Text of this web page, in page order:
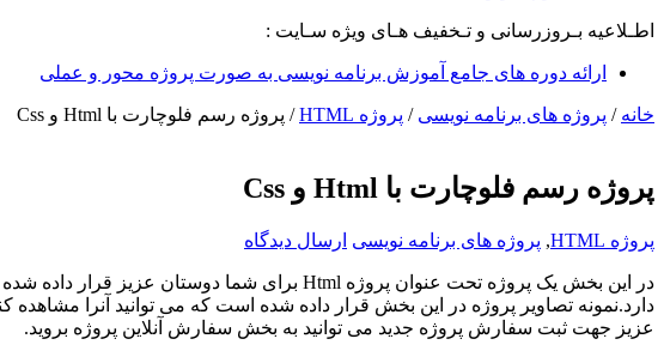
اطـلاعیه بـروزرسانی و تـخفیف هـای ویژه سـایت :
ارائه دوره های جامع آموزش برنامه نویسی به صورت پروژه محور و عملی
خانه / پروژه های برنامه نویسی / پروژه HTML / پروژه رسم فلوچارت با Html و Css
پروژه رسم فلوچارت با Html و Css
پروژه HTML , پروژه های برنامه نویسی ارسال دیدگاه
دارد.نمونه تصاویر پروژه در این بخش قرار داده شده است که می توانید آنرا
عزیز جهت ثبت سفارش پروژه جدید می توانید به بخش سفارش آنلاین پروژه بروید.